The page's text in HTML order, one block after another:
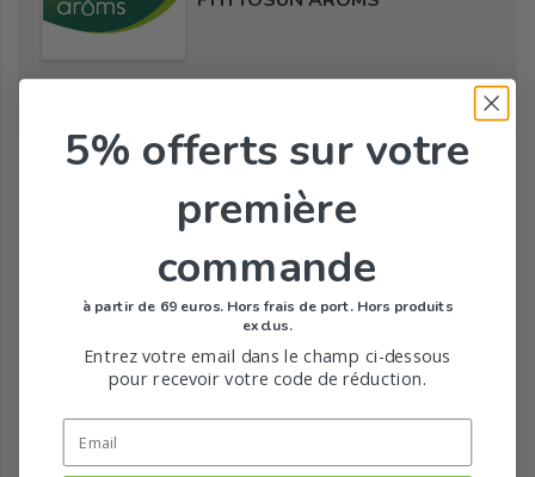
Tous les produits de la marque
5% offerts sur votre
première
commande
à partir de 69 euros. Hors frais de port. Hors produits
exclus.
Entrez votre email dans le champ ci-dessous
pour recevoir votre code de réduction.